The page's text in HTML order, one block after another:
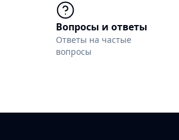
Вопросы и ответы
Ответы на частые
вопросы